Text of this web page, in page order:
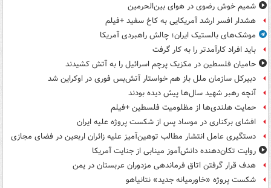
شمیم خوش رضوی در هوای بین‌الحرمین
هشدار افسر ارشد آمریکایی به کاخ سفید +فیلم
موشک‌های بالستیک ایران؛ چالش راهبردی آمریکا
باید افراد کارآمدتر را به کار گرفت
حامیان فلسطین در مکزیک پرچم اسرائیل را به آتش کشیدند
دبیرکل سازمان ملل باز هم خواستار آتش‌بس فوری در اوکراین شد
آنچه رهبر شهید سال‌ها پیش دیده بودند
حمایت هلندی‌ها از مظلومیت فلسطین +فیلم
افشای برکناری در موساد پس از شکست پروژه علیه ایران
دستگیری عامل انتشار مطالب توهین‌آمیز علیه زائران اربعین در فضای مجازی
روایت تکان‌دهنده دانش‌آموز مینابی از جنایت آمریکا
هدف قرار گرفتن اتاق‌ فرماندهی مزدوران عربستان در یمن
شکست پروژه «خاورمیانه جدید» نتانیاهو